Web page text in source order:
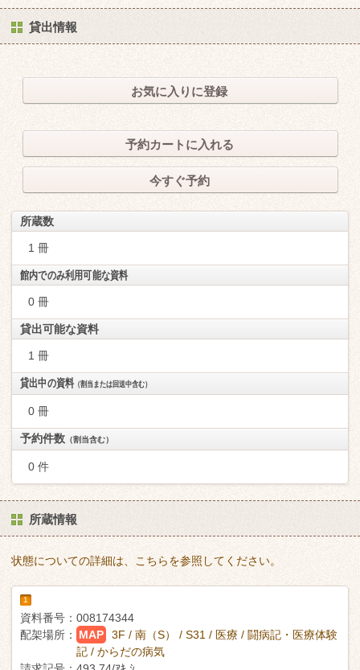
貸出情報
お気に入りに登録
予約カートに入れる
今すぐ予約
所蔵数
1 冊
館内でのみ利用可能な資料
0 冊
貸出可能な資料
1 冊
貸出中の資料（割当または回送中含む）
0 冊
予約件数 （割当含む）
0 件
所蔵情報
状態についての詳細は、こちらを参照してください。
1
資料番号： 008174344
配架場所：
MAP
3F / 南（S） / S31 / 医療 / 闘病記・医療体験
記 / からだの病気